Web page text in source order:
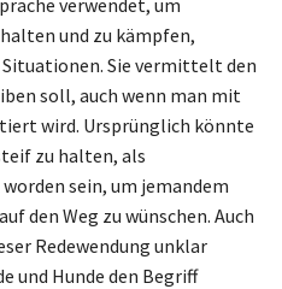
und zu kämpfen,
Sie vermittelt den
soll, auch wenn man mit
wird. Ursprünglich könnte
zu halten, als
sein, um jemandem
den Weg zu wünschen. Auch
Redewendung unklar
und Hunde den Begriff